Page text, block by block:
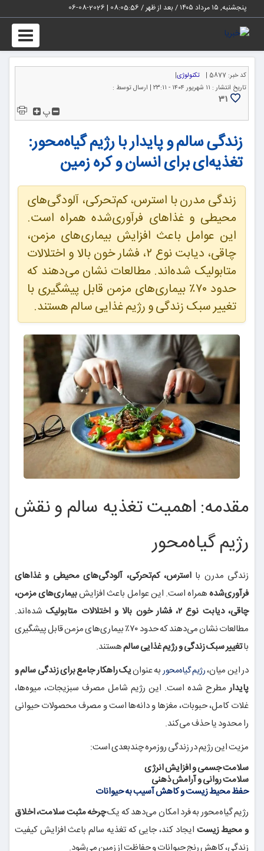
پنجشنبه, ۱۵ مرداد ۱۴۰۵ / بعد از ظهر / 08:05:58
|
2026-08-06
کد خبر: 5877 | تکنولوژی|
تاریخ انتشار : ۱۱ شهریور ۱۴۰۴ - ۲۳:۱۱ | ارسال توسط :
31
پ
زندگی سالم و پایدار با رژیم گیاه‌محور:
تغذیه‌ای برای انسان و کره زمین
زندگی مدرن با استرس، کم‌تحرکی، آلودگی‌های
محیطی و غذاهای فرآوری‌شده همراه است.
این عوامل باعث افزایش بیماری‌های مزمن،
چاقی، دیابت نوع ۲، فشار خون بالا و اختلالات
متابولیک شده‌اند. مطالعات نشان می‌دهند که
حدود ۷۰٪ بیماری‌های مزمن قابل پیشگیری با
تغییر سبک زندگی و رژیم غذایی سالم هستند.
مقدمه: اهمیت تغذیه سالم و نقش
رژیم گیاه‌محور
زندگی مدرن بااسترس، کم‌تحرکی، آلودگی‌های محیطی و غذاهای
فرآوری‌شدههمراه است. این عوامل باعث افزایشبیماری‌های مزمن،
چاقی، دیابت نوع ۲، فشار خون بالا و اختلالات متابولیک
شده‌اند.
مطالعات نشان می‌دهند که حدود ۷۰٪ بیماری‌های مزمن قابل پیشگیری
باتغییر سبک زندگی و رژیم غذایی سالمهستند.
در این میان،رژیم گیاه‌محوربه عنوانیک راهکار جامع برای زندگی سالم و
پایدارمطرح شده است. این رژیم شامل مصرف سبزیجات، میوه‌ها،
غلات کامل، حبوبات، مغزها و دانه‌ها است و مصرف محصولات حیوانی
را محدود یا حذف می‌کند.
مزیت این رژیم در زندگی روزمره چندبعدی است:
سلامت جسمی و افزایش انرژی
سلامت روانی و آرامش ذهنی
حفظ محیط زیست و کاهش آسیب به حیوانات
رژیم گیاه‌محور به فرد امکان می‌دهد که یکچرخه مثبت سلامت، اخلاق
و محیط زیست ایجاد کند، جایی که تغذیه سالم باعث افزایش کیفیت
زندگی، کاهش رنج حیوانات و حفاظت از زمین می‌شود.